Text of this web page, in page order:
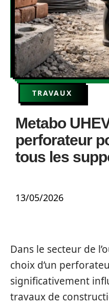
TRAVAUX
Metabo
perforateur
tous les
13/05/2026
Dans le secteur de
choix d’un
significativement
travaux de